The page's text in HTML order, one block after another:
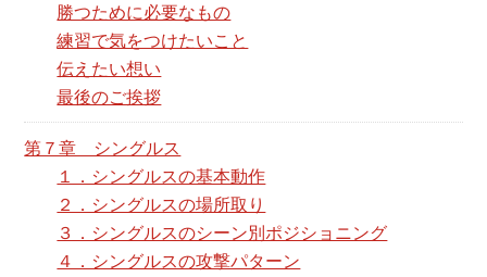
勝つために必要なもの
練習で気をつけたいこと
伝えたい想い
最後のご挨拶
第７章 シングルス
１．シングルスの基本動作
２．シングルスの場所取り
３．シングルスのシーン別ポジショニング
４．シングルスの攻撃パターン